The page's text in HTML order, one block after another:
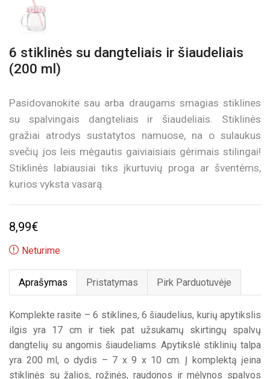
6 stiklinės su dangteliais ir šiaudeliais
(200 ml)
Pasidovanokite sau arba draugams smagias stiklines
su spalvingais dangteliais ir šiaudeliais. Stiklinės
gražiai atrodys sustatytos namuose, na o sulaukus
svečių jos leis mėgautis gaiviaisiais gėrimais stilingai!
Stiklinės labiausiai tiks įkurtuvių proga ar šventėms,
kurios vyksta vasarą.
8,99€
Neturime
Aprašymas Pristatymas Pirk Parduotuvėje
Komplekte rasite – 6 stiklines, 6 šiaudelius, kurių apytikslis
ilgis yra 17 cm ir tiek pat užsukamų skirtingų spalvų
dangtelių su angomis šiaudeliams. Apytikslė stiklinių talpa
yra 200 ml, o dydis – 7 x 9 x 10 cm. Į komplektą įeina
stiklinės su žalios, rožinės, raudonos ir mėlynos spalvos